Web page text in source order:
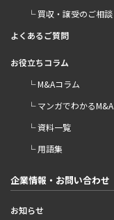
└ 買収・譲受のご相談
よくあるご質問
お役立ちコラム
└ M&Aコラム
└ マンガでわかるM&A
└ 資料一覧
└ 用語集
企業情報・お問い合わせ
お知らせ